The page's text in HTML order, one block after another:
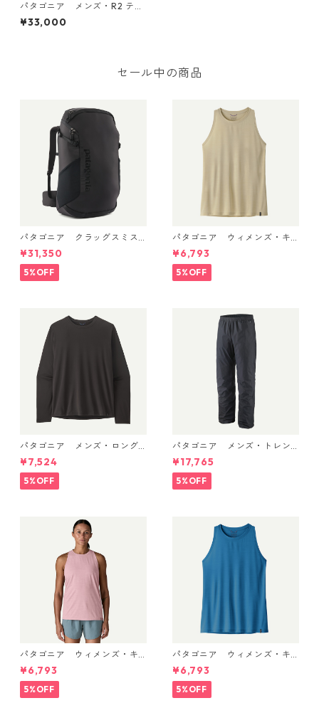
パタゴニア メンズ・R2 テッ
クフェイス・フーディ (カラ
ー Marlow Brown) Patagoni
¥33,000
セール中の商品
パタゴニア クラッグスミス
パック 45L ブラック 48066 P
atagonia Cragsmith Pack 日
本正規品
¥31,350
5%OFF
パタゴニア ウィメンズ・キ
ャプリーン・クール・ウルト
ラ・タンク Pumice - Dyno W
hite X-Dye 44740 日本正規
品
¥6,793
5%OFF
パタゴニア メンズ・ロング
スリーブ・キャプリーン・ク
ール・デイリー・シャツ Black
¥7,524
5%OFF
パタゴニア メンズ・トレン
トシェル 3L・レイン・パンツ
（ショート） (カラー Black)
Patagonia Men's Torrentshe
ll 3L Rain Pants - Short 日本
¥17,765
5%OFF
パタゴニア ウィメンズ・キ
ャプリーン・クール・ウルト
ラ・タンク Light Violet - Qu
iet Violet X-Dye 44740 日本
正規品
¥6,793
5%OFF
パタゴニア ウィメンズ・キ
ャプリーン・クール・ウルト
ラ・タンク Aquatic Blue - Li
ght Aquatic Blue X-Dye 447
40 日本正規品
¥6,793
5%OFF